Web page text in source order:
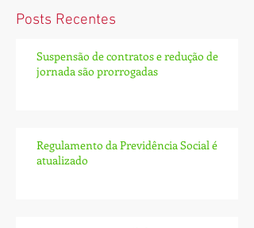
Posts Recentes
Suspensão de contratos e redução de
jornada são prorrogadas
Regulamento da Previdência Social é
atualizado